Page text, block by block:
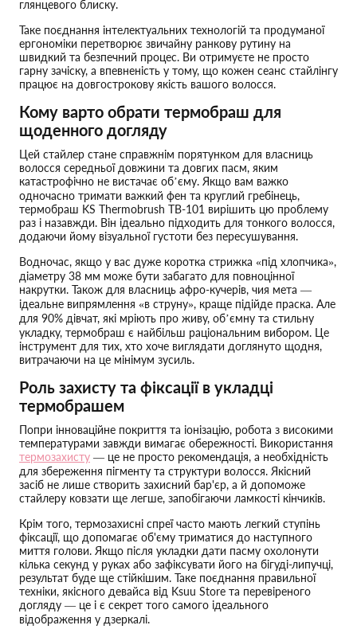
глянцевого блиску.
Таке поєднання інтелектуальних технологій та продуманої
ергономіки перетворює звичайну ранкову рутину на
швидкий та безпечний процес. Ви отримуєте не просто
гарну зачіску, а впевненість у тому, що кожен сеанс стайлінгу
працює на довгострокову якість вашого волосся.
Кому варто обрати термобраш для
щоденного догляду
Цей стайлер стане справжнім порятунком для власниць
волосся середньої довжини та довгих пасм, яким
катастрофічно не вистачає об’єму. Якщо вам важко
одночасно тримати важкий фен та круглий гребінець,
термобраш KS Thermobrush TB-101 вирішить цю проблему
раз і назавжди. Він ідеально підходить для тонкого волосся,
додаючи йому візуальної густоти без пересушування.
Водночас, якщо у вас дуже коротка стрижка «під хлопчика»,
діаметру 38 мм може бути забагато для повноцінної
накрутки. Також для власниць афро-кучерів, чия мета —
ідеальне випрямлення «в струну», краще підійде праска. Але
для 90% дівчат, які мріють про живу, об’ємну та стильну
укладку, термобраш є найбільш раціональним вибором. Це
інструмент для тих, хто хоче виглядати доглянуто щодня,
витрачаючи на це мінімум зусиль.
Роль захисту та фіксації в укладці
термобрашем
Попри інноваційне покриття та іонізацію, робота з високими
температурами завжди вимагає обережності. Використання
термозахисту — це не просто рекомендація, а необхідність
для збереження пігменту та структури волосся. Якісний
засіб не лише створить захисний бар'єр, а й допоможе
стайлеру ковзати ще легше, запобігаючи ламкості кінчиків.
Крім того, термозахисні спреї часто мають легкий ступінь
фіксації, що допомагає об'єму триматися до наступного
миття голови. Якщо після укладки дати пасму охолонути
кілька секунд у руках або зафіксувати його на бігуді-липучці,
результат буде ще стійкішим. Таке поєднання правильної
техніки, якісного девайса від Ksuu Store та перевіреного
догляду — це і є секрет того самого ідеального
відображення у дзеркалі.